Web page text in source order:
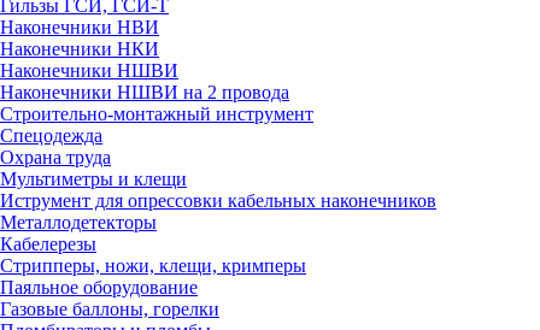
Гильзы ГСИ, ГСИ-Т
Наконечники НВИ
Наконечники НКИ
Наконечники НШВИ
Наконечники НШВИ на 2 провода
Строительно-монтажный инструмент
Спецодежда
Охрана труда
Мультиметры и клещи
Иструмент для опрессовки кабельных наконечников
Металлодетекторы
Кабелерезы
Стрипперы, ножи, клещи, кримперы
Паяльное оборудование
Газовые баллоны, горелки